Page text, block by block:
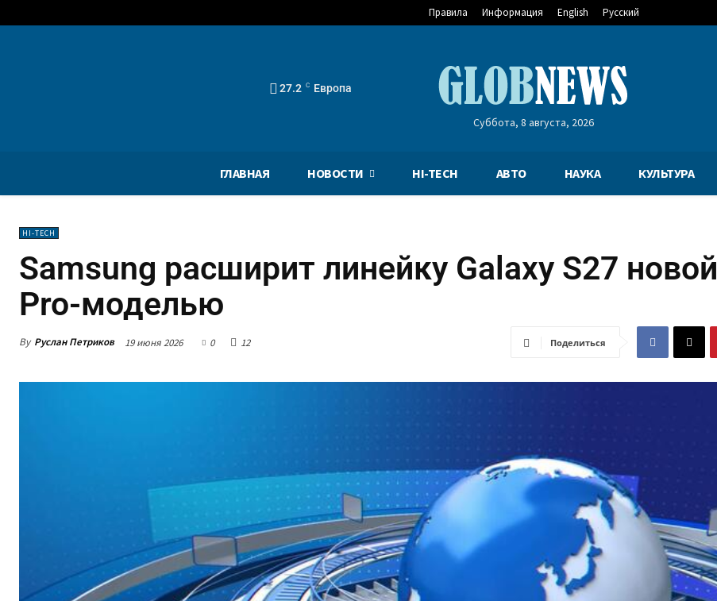
Правила Информация English Русский
27.2 C Европа
Суббота, 8 августа, 2026
ГЛАВНАЯ НОВОСТИ HI-TECH АВТО НАУКА КУЛЬТУРА
HI-TECH
Samsung расширит линейку Galaxy S27 новой
Pro-моделью
By Руслан Петриков 19 июня 2026 0 12 Поделиться